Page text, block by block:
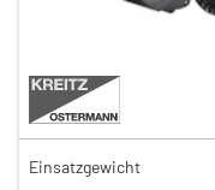
165,00 €
Einsatzgewicht